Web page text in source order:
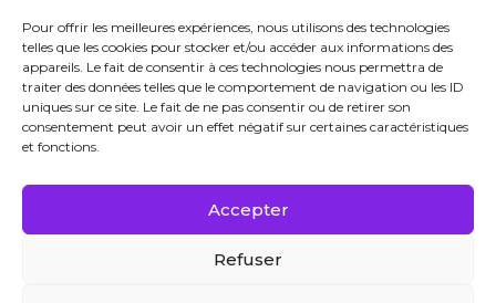
Pour offrir les meilleures expériences, nous utilisons des technologies
telles que les cookies pour stocker et/ou accéder aux informations des
appareils. Le fait de consentir à ces technologies nous permettra de
traiter des données telles que le comportement de navigation ou les ID
uniques sur ce site. Le fait de ne pas consentir ou de retirer son
consentement peut avoir un effet négatif sur certaines caractéristiques
et fonctions.
Accepter
Refuser